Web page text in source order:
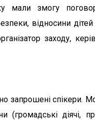
змогу
відносини
заходу,
запрошені спікери.
діячі,